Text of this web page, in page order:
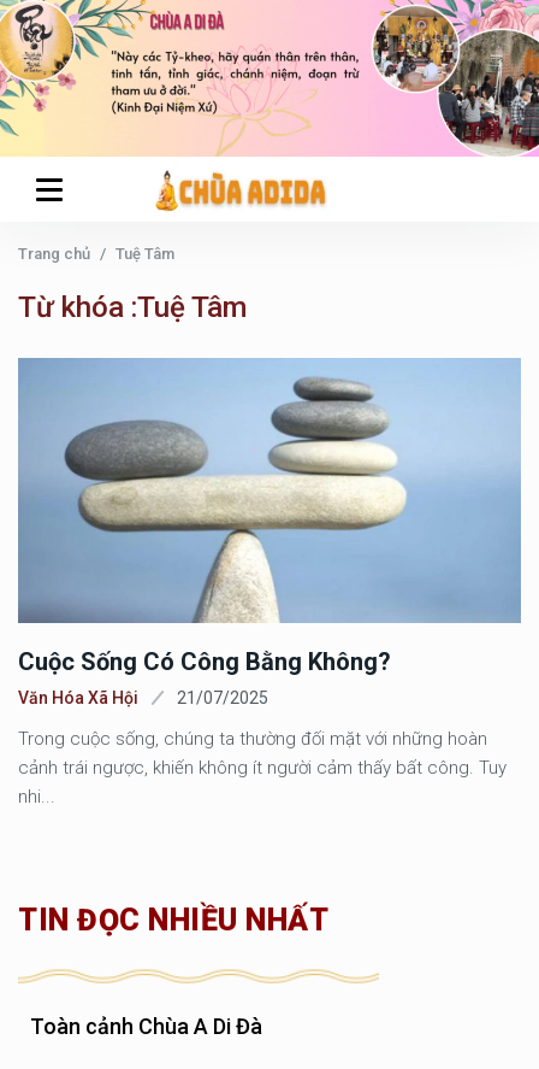
Trang chủ Tuệ Tâm
Từ khóa :Tuệ Tâm
Cuộc Sống Có Công Bằng Không?
Văn Hóa Xã Hội 21/07/2025
Trong cuộc sống, chúng ta thường đối mặt với những hoàn
cảnh trái ngược, khiến không ít người cảm thấy bất công. Tuy
nhi...
TIN ĐỌC NHIỀU NHẤT
Toàn cảnh Chùa A Di Đà